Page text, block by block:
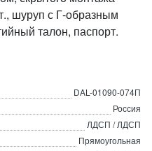
шуруп с Г-образным
талон, паспорт.
DAL-01090-074П
Россия
ЛДСП / ЛДСП
Прямоугольная